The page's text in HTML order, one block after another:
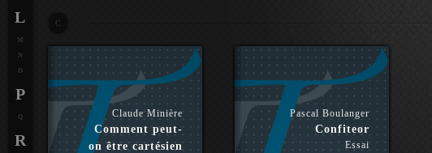
C
Claude Minière
Comment peut-
on être cartésien
Pascal Boulanger
Confiteor
Essai
L
M
N
O
P
Q
R